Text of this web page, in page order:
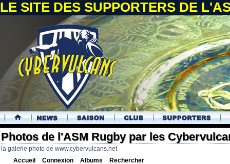
LE SITE DES SUPPORTERS DE
.
Photos de l'ASM Rugby par les
la galerie photo de www.cybervulcans.net
Accueil Connexion Albums Rechercher